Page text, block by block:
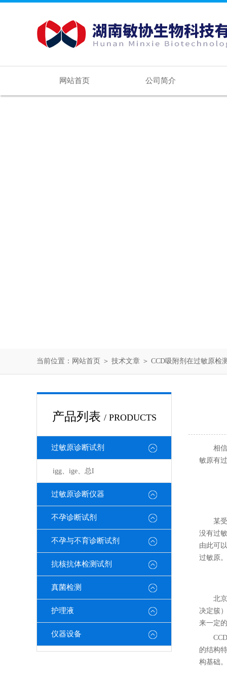
网站首页 公司简介
当前位置： 网站首页 ＞ 技术文章 ＞ CCD吸附剂在过敏原检
产品列表 / PRODUCTS
过敏原诊断试剂
igg、ige、总I
过敏原诊断仪器
不孕诊断试剂
不孕与不育诊断试剂
抗核抗体检测试剂
真菌检测
护理液
仪器设备
相
敏原有
某
没有过
由此可
过敏原。
北
决定簇
来一定
的结构
构基础